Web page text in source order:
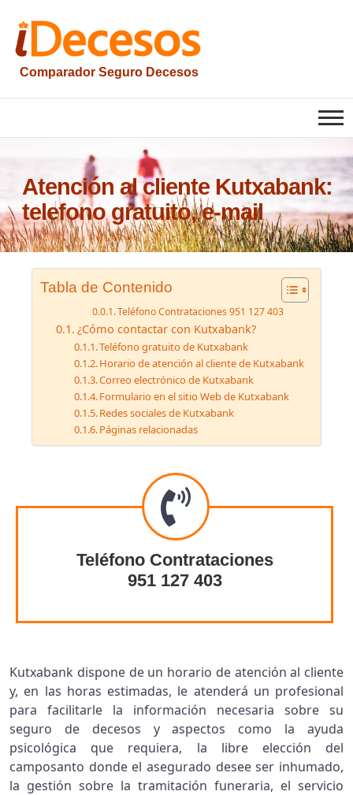
contenido
Comparador Seguro Decesos
Atención al cliente Kutxabank:
telefono gratuito, e-mail
Tabla de Contenido
Teléfono Contrataciones 951 127 403
¿Cómo contactar con Kutxabank?
Teléfono gratuito de Kutxabank
Horario de atención al cliente de Kutxabank
Correo electrónico de Kutxabank
Formulario en el sitio Web de Kutxabank
Redes sociales de Kutxabank
Páginas relacionadas
Teléfono Contrataciones
951 127 403
Kutxabank dispone de un horario de atención al cliente
y, en las horas estimadas, le atenderá un profesional
para facilitarle la información necesaria sobre su
seguro de decesos y aspectos como la ayuda
psicológica que requiera, la libre elección del
camposanto donde el asegurado desee ser inhumado,
la gestión sobre la tramitación funeraria, el servicio